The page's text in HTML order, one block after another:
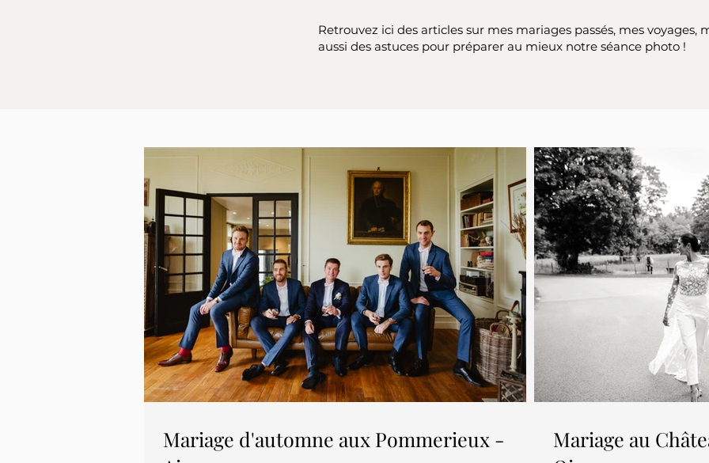
Retrouvez ici des articles sur mes mariages passés, mes voyages,
aussi des astuces pour préparer au mieux notre séance photo !
Mariage d'automne aux Pommerieux -
Mariage au